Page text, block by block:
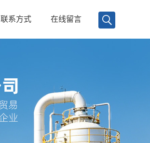
联系方式 在线留言